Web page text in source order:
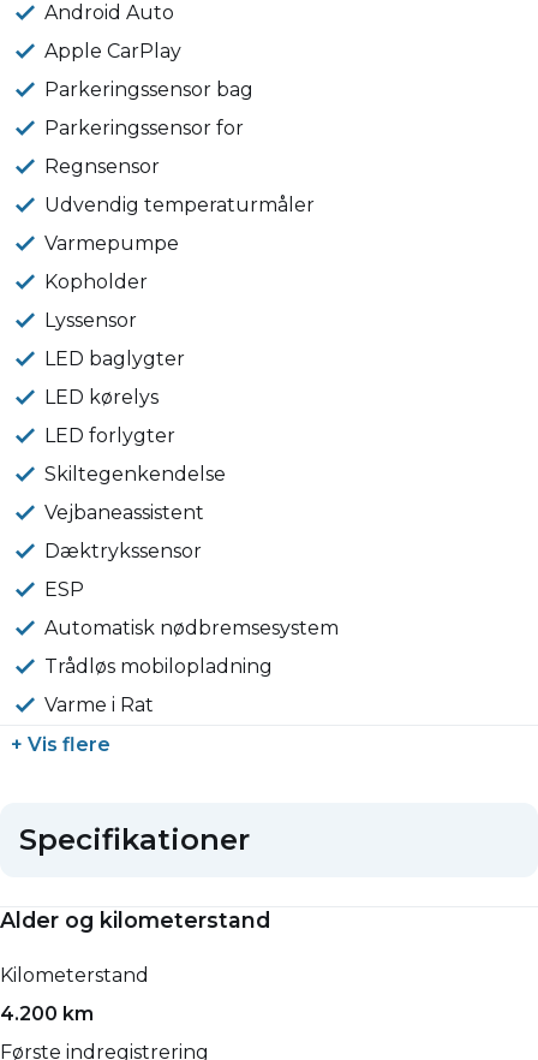
Android Auto
Apple CarPlay
Parkeringssensor bag
Parkeringssensor for
Regnsensor
Udvendig temperaturmåler
Varmepumpe
Kopholder
Lyssensor
LED baglygter
LED kørelys
LED forlygter
Skiltegenkendelse
Vejbaneassistent
Dæktrykssensor
ESP
Automatisk nødbremsesystem
Trådløs mobilopladning
Varme i Rat
+ Vis flere
Specifikationer
Alder og kilometerstand
Kilometerstand
4.200 km
Første indregistrering